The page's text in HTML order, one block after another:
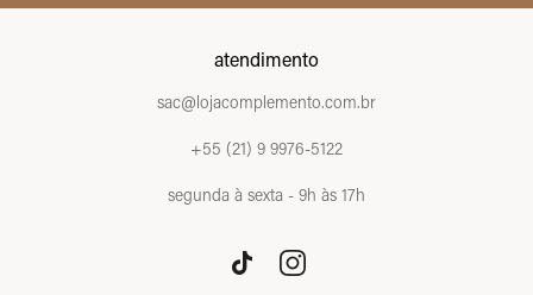
atendimento
sac@lojacomplemento.com.br
+55 (21) 9 9976-5122
segunda à sexta - 9h às 17h